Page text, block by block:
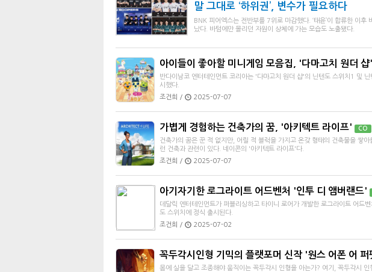
말 그대로 ‘하위권’, 변수가 필요하다
BNK 피어엑스는 전반부를 7위로 마감했다. ‘태윤’이 합류한 이후
났다. 바텀에만 몰리던 자원이 상체에 가는 모습도 노출됐다.
아이들이 좋아할 미니게임 모음집, '다마고치 원더 샵'
반다이남코 엔터테인먼트 코리아는 '다마고치 원더 샵'의 닌텐도 스위치1 및
시했다.
조건희 /
2025-07-07
가볍게 경험하는 건축가의 꿈, '아키텍트 라이프' CO
건축가의 꿈은 꾼 적 없지만, 어릴 적 블럭을 가지고 온갖 형태의 건축물을 쌓
런 건축과 관련이 있다. 네이콘의 '아키텍트 라이프'다.
조건희 /
2025-07-07
아기자기한 로그라이트 어드벤처 '인투 디 앰버랜드'
데달릭 엔터테인먼트가 퍼블리싱하고 타이니 로어가 개발한 로그라이트 어드
도 스위치에 정식 출시된다.
조건희 /
2025-07-02
꼭두각시인형 기믹의 플랫포머 신작 '원스 어폰 어 퍼
몸에 실을 달고 조종해야 움직이는 꼭두각시 인형을 아는가? 여기, 꼭두각시